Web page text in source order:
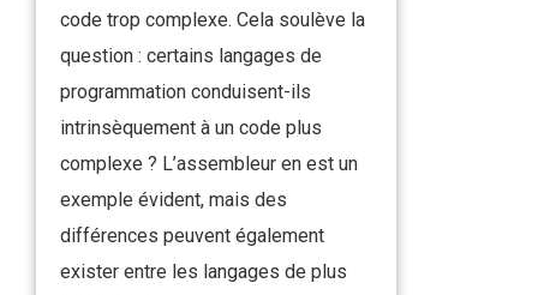
code trop complexe. Cela soulève la
question : certains langages de
programmation conduisent-ils
intrinsèquement à un code plus
complexe ? L’assembleur en est un
exemple évident, mais des
différences peuvent également
exister entre les langages de plus